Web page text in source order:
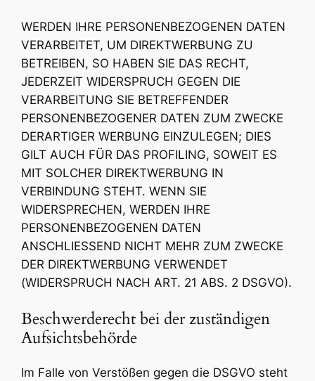
WERDEN IHRE PERSONENBEZOGENEN DATEN
VERARBEITET, UM DIREKTWERBUNG ZU
BETREIBEN, SO HABEN SIE DAS RECHT,
JEDERZEIT WIDERSPRUCH GEGEN DIE
VERARBEITUNG SIE BETREFFENDER
PERSONENBEZOGENER DATEN ZUM ZWECKE
DERARTIGER WERBUNG EINZULEGEN; DIES
GILT AUCH FÜR DAS PROFILING, SOWEIT ES
MIT SOLCHER DIREKTWERBUNG IN
VERBINDUNG STEHT. WENN SIE
WIDERSPRECHEN, WERDEN IHRE
PERSONENBEZOGENEN DATEN
ANSCHLIESSEND NICHT MEHR ZUM ZWECKE
DER DIREKTWERBUNG VERWENDET
(WIDERSPRUCH NACH ART. 21 ABS. 2 DSGVO).
Beschwerderecht bei der zuständigen
Aufsichtsbehörde
Im Falle von Verstößen gegen die DSGVO steht